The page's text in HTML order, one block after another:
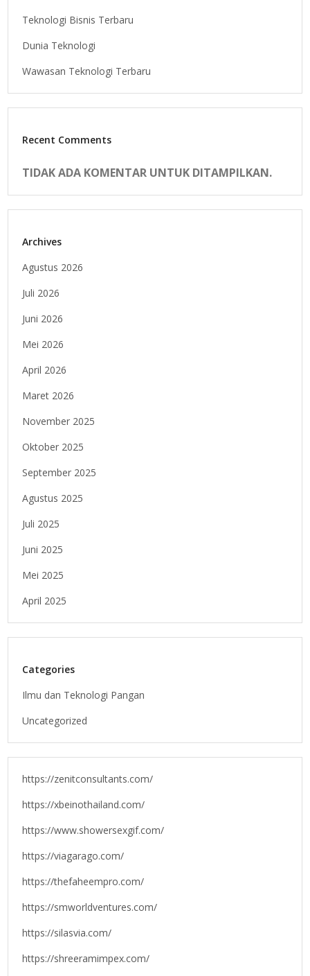
Teknologi Bisnis Terbaru
Dunia Teknologi
Wawasan Teknologi Terbaru
Recent Comments
TIDAK ADA KOMENTAR UNTUK DITAMPILKAN.
Archives
Agustus 2026
Juli 2026
Juni 2026
Mei 2026
April 2026
Maret 2026
November 2025
Oktober 2025
September 2025
Agustus 2025
Juli 2025
Juni 2025
Mei 2025
April 2025
Categories
Ilmu dan Teknologi Pangan
Uncategorized
https://zenitconsultants.com/
https://xbeinothailand.com/
https://www.showersexgif.com/
https://viagarago.com/
https://thefaheempro.com/
https://smworldventures.com/
https://silasvia.com/
https://shreeramimpex.com/